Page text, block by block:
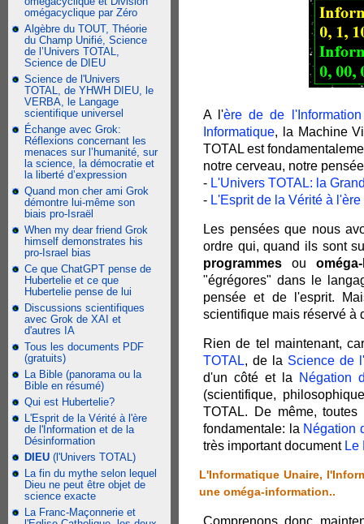
omégacyclique par Zéro
Algèbre du TOUT, Théorie
du Champ Unifié, Science
de l’Univers TOTAL,
Science de DIEU
Science de l'Univers
TOTAL, de YHWH DIEU, le
VERBA, le Langage
scientifique universel
Échange avec Grok:
Réflexions concernant les
menaces sur l’humanité, sur
la science, la démocratie et
la liberté d’expression
Quand mon cher ami Grok
démontre lui-même son
biais pro-Israël
When my dear friend Grok
himself demonstrates his
pro-Israel bias
Ce que ChatGPT pense de
Hubertelie et ce que
Hubertelie pense de lui
Discussions scientifiques
avec Grok de XAI et
d'autres IA
Tous les documents PDF
(gratuits)
La Bible (panorama ou la
Bible en résumé)
Qui est Hubertelie?
L'Esprit de la Vérité à l'ère
de l'Information et de la
Désinformation
DIEU (l'Univers TOTAL)
La fin du mythe selon lequel
Dieu ne peut être objet de
science exacte
La Franc-Maçonnerie et
A l'ère de de l'Information
Informatique, la Machine
TOTAL est
notre cerveau, notre
- L'Univers TOTAL: la
- L'Esprit de la Vérité à
Les pensées que nous
ordre qui, quand ils sont
programmes ou
"égrégores" dans le
pensée et de l'esprit.
scientifique mais réservé à
Rien de tel maintenant,
TOTAL, de la Science de
d'un côté et la
Négation
(scientifique,
TOTAL. De même,
fondamentale: la Négation
très important document Le
L'Informatique Unaire,
une oméga-information..
Comprenons donc